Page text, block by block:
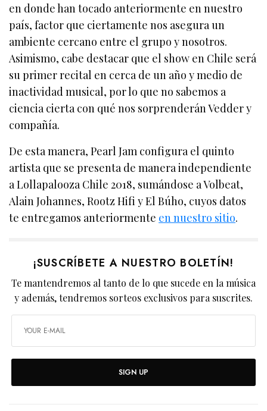
en donde han tocado anteriormente en nuestro
país, factor que ciertamente nos asegura un
ambiente cercano entre el grupo y nosotros.
Asimismo, cabe destacar que el show en Chile será
su primer recital en cerca de un año y medio de
inactividad musical, por lo que no sabemos a
ciencia cierta con qué nos sorprenderán Vedder y
compañía.
De esta manera, Pearl Jam configura el quinto
artista que se presenta de manera independiente
a Lollapalooza Chile 2018, sumándose a Volbeat,
Alain Johannes, Rootz Hifi y El Búho, cuyos datos
te entregamos anteriormente en nuestro sitio.
¡SUSCRÍBETE A NUESTRO BOLETÍN!
Te mantendremos al tanto de lo que sucede en la música
y además, tendremos sorteos exclusivos para suscrites.
SIGN UP